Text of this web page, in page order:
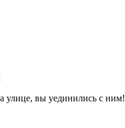
улице, вы уединились с ним!